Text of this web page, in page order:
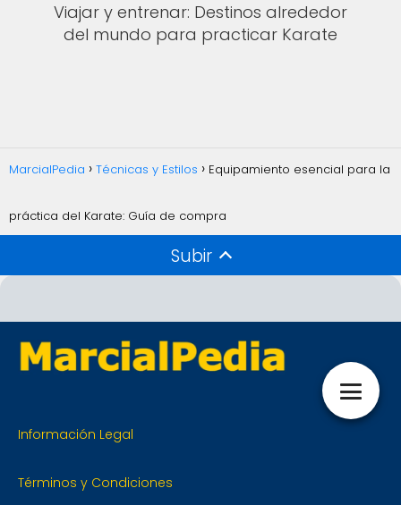
Viajar y entrenar: Destinos alrededor
del mundo para practicar Karate
MarcialPedia Técnicas y Estilos Equipamiento esencial para la
práctica del Karate: Guía de compra
Subir
Información Legal
Términos y Condiciones